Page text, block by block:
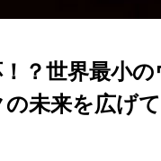
？世界最小
未来を広げ